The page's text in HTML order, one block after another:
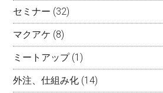
セミナー (32)
マクアケ (8)
ミートアップ(1)
外注、仕組み化 (14)